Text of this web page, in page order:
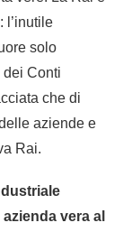
l’inutile
solo
dei Conti
che di
aziende e
Rai.
vera al